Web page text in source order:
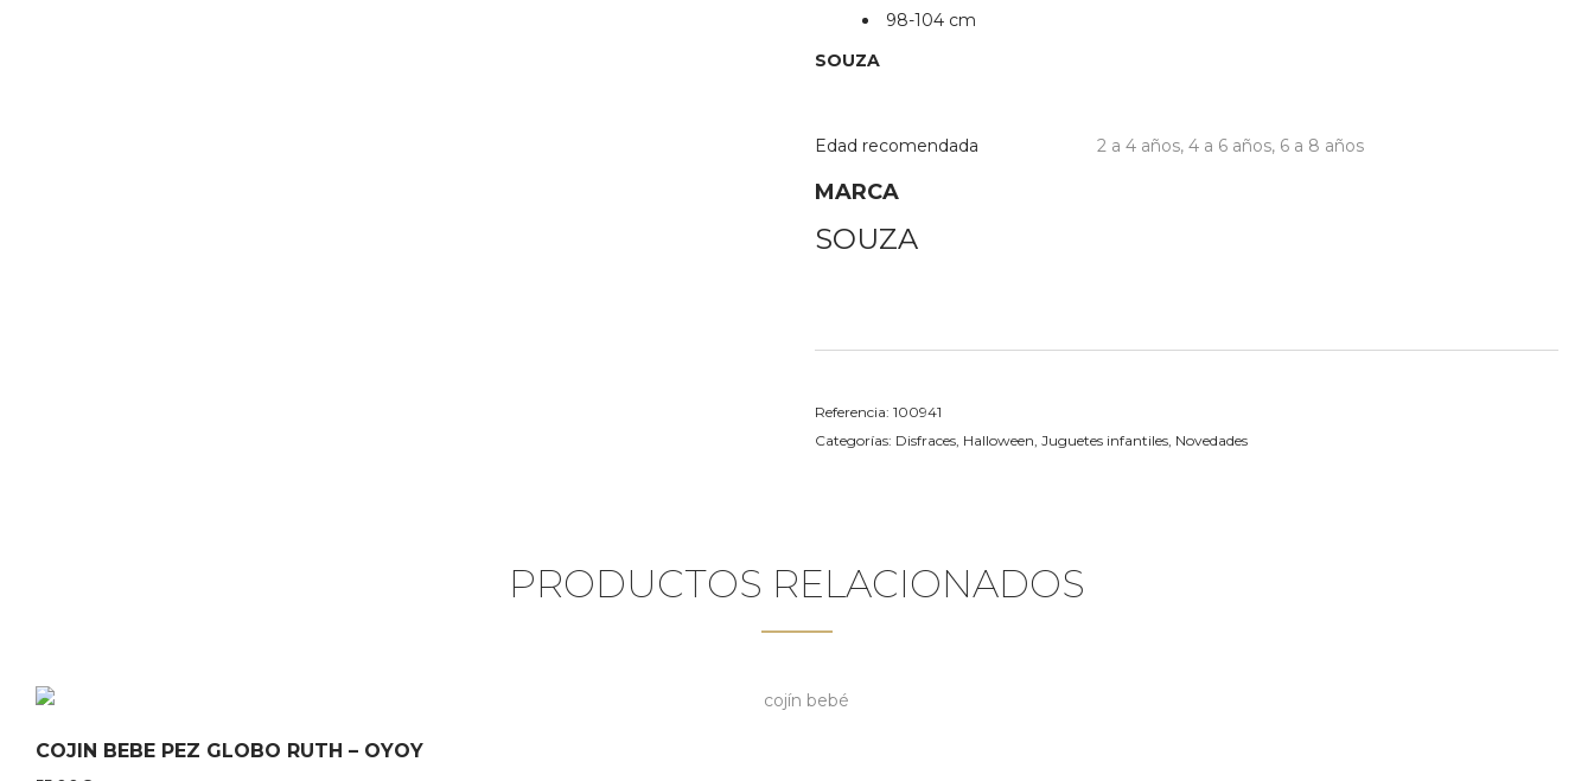
98-104 cm
SOUZA
Edad recomendada 2 a 4 años, 4 a 6 años, 6 a 8 años
MARCA
SOUZA
Referencia: 100941
Categorías: Disfraces Halloween Juguetes infantiles Novedades
PRODUCTOS RELACIONADOS
COJIN BEBE PEZ GLOBO RUTH – OYOY